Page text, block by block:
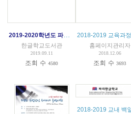
2019-2020학년도 파리한글학교 입학안내
한글학교도서관
2019.09.11
조회 수4580
홈페이지관리자
2018.12.06
조회 수3693